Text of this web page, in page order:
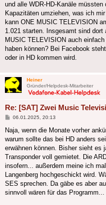
und alle WDR-HD-Kanäle
Kapazitäten umziehen, was ich
kann ONE MUSIC TELEVISION
1.021 starten. Insgesamt sind dort
MUSIC TELEVISION auch
haben können? Bei Facebook
oder in HD kommen wird.
Heiner
Gründer/Helpdesk-Mitarbeiter
Re: [SAT] Zwei Music
Beitrag
06.01.2025, 20:13
Naja, wenn die Monate vorher
warum sollte das bei HD anders
erwähnen können. Bisher sieht es
Transponder voll gemietet. Die
insofern... außerdem meine ich
Langenberg hochgeschickt wird.
SES sprechen. Da gäbe es aber
sinnvoll wären für das Programm...